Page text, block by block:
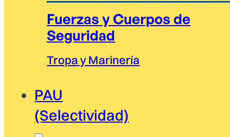
Fuerzas y Cuerpos de
Seguridad
Tropa y Marinería
PAU
(Selectividad)